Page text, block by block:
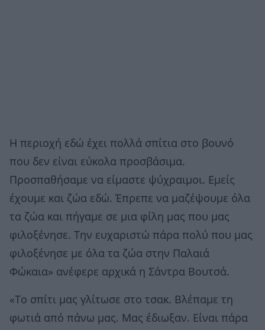
Η περιοχή εδώ έχει πολλά σπίτια στο βουνό
που δεν είναι εύκολα προσβάσιμα.
Προσπαθήσαμε να είμαστε ψύχραιμοι. Εμείς
έχουμε και ζώα εδώ. Έπρεπε να μαζέψουμε όλα
τα ζώα και πήγαμε σε μια φίλη μας που μας
φιλοξένησε. Την ευχαριστώ πάρα πολύ που μας
φιλοξένησε με όλα τα ζώα στην Παλαιά
Φώκαια» ανέφερε αρχικά η Σάντρα Βουτσά.
«Το σπίτι μας γλίτωσε στο τσακ. Βλέπαμε τη
φωτιά από πάνω μας. Μας έδιωξαν. Είναι πάρα